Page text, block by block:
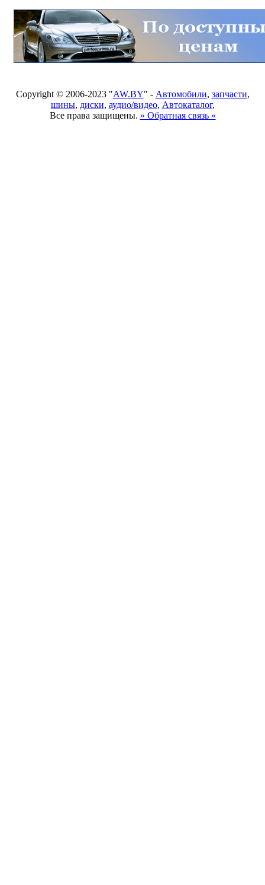
Copyright © 2006-2023 "AW.BY" - Автомобили, запчасти,
шины, диски, аудио/видео, Автокаталог,
Все права защищены. » Обратная связь «